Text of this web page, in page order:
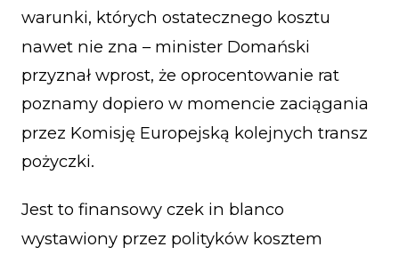
warunki, których ostatecznego kosztu
nawet nie zna – minister Domański
przyznał wprost, że oprocentowanie rat
poznamy dopiero w momencie zaciągania
przez Komisję Europejską kolejnych transz
pożyczki.
Jest to finansowy czek in blanco
wystawiony przez polityków kosztem